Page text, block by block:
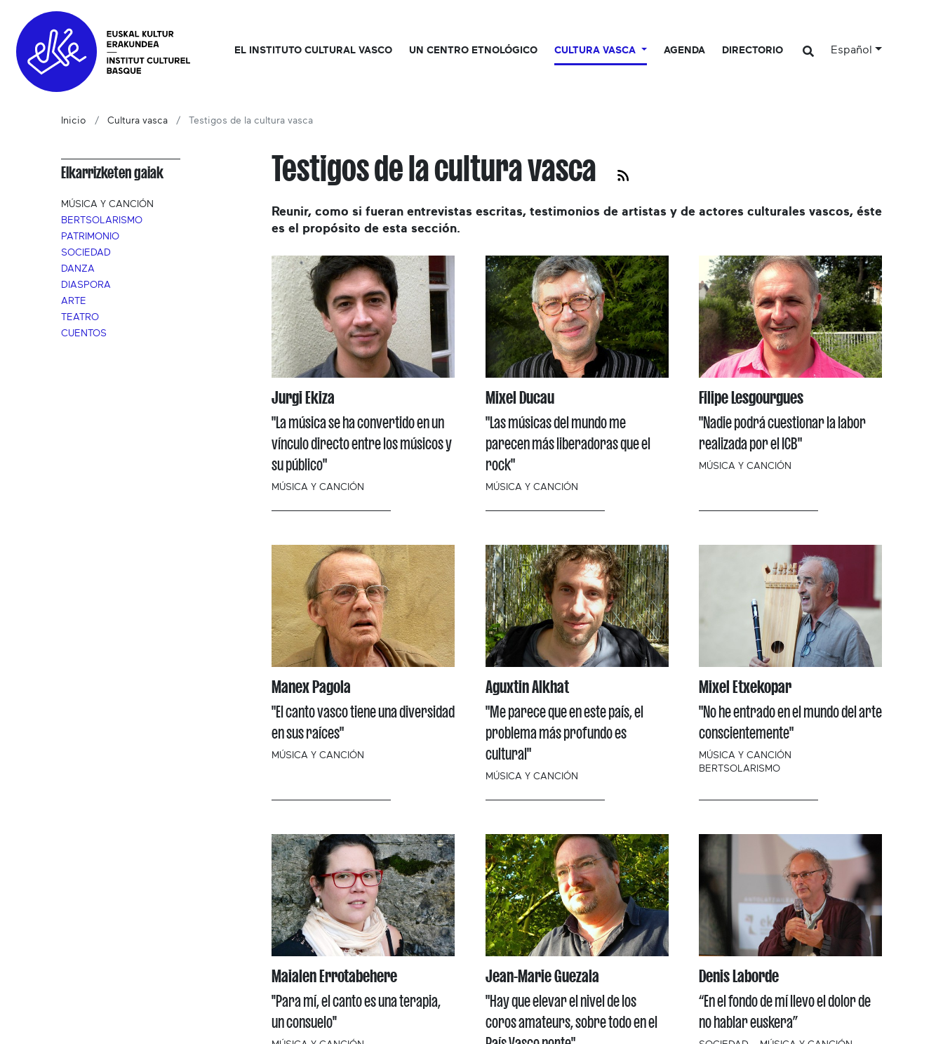
EL INSTITUTO CULTURAL VASCO UN CENTRO ETNOLÓGICO CULTURA VASCA AGENDA DIRECTORIO Español
Inicio Cultura vasca Testigos de la cultura vasca
Elkarrizketen gaiak
MÚSICA Y CANCIÓN
BERTSOLARISMO
PATRIMONIO
SOCIEDAD
DANZA
DIASPORA
ARTE
TEATRO
CUENTOS
Testigos de la cultura vasca
Reunir, como si fueran entrevistas escritas, testimonios de artistas y de actores culturales vascos, éste
es el propósito de esta sección.
Jurgi Ekiza
"La música se ha convertido en un
vínculo directo entre los músicos y
su público"
MÚSICA Y CANCIÓN
Mixel Ducau
"Las músicas del mundo me
parecen más liberadoras que el
rock"
MÚSICA Y CANCIÓN
Filipe Lesgourgues
"Nadie podrá cuestionar la labor
realizada por el ICB"
MÚSICA Y CANCIÓN
Manex Pagola
"El canto vasco tiene una diversidad
en sus raíces"
MÚSICA Y CANCIÓN
Aguxtin Alkhat
"Me parece que en este país, el
problema más profundo es
cultural"
MÚSICA Y CANCIÓN
Mixel Etxekopar
"No he entrado en el mundo del arte
conscientemente"
MÚSICA Y CANCIÓN
BERTSOLARISMO
Maialen Errotabehere
''Para mí, el canto es una terapia,
un consuelo''
Jean-Marie Guezala
"Hay que elevar el nivel de los
coros amateurs, sobre todo en el
Denis Laborde
“En el fondo de mí llevo el dolor de
no hablar euskera”